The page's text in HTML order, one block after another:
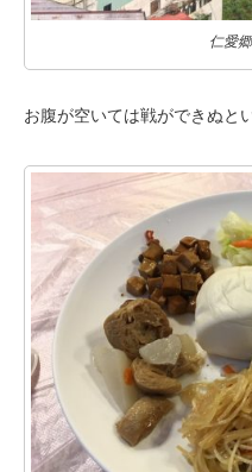
仁愛
お腹が空いては戦ができぬと